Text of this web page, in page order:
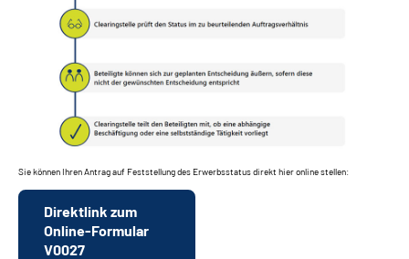
Sie können Ihren Antrag auf Feststellung des Erwerbsstatus direkt hier online stellen:
Direktlink zum
Online-Formular
V0027